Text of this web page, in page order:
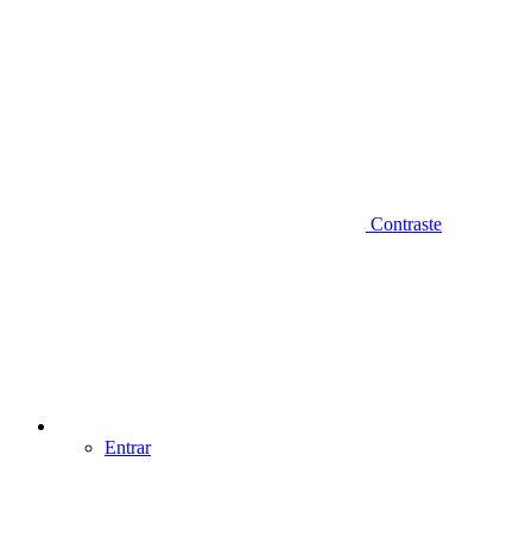
Contraste
Entrar